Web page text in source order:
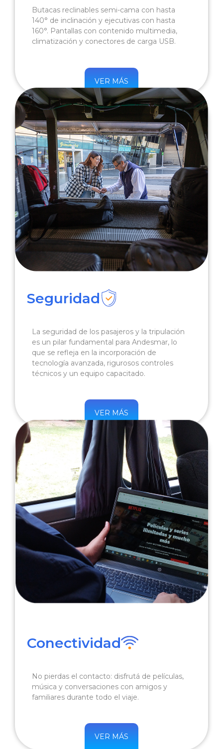
Butacas reclinables semi-cama con hasta
140° de inclinación y ejecutivas con hasta
160°. Pantallas con contenido multimedia,
climatización y conectores de carga USB.
VER MÁS
Seguridad
La seguridad de los pasajeros y la tripulación
es un pilar fundamental para Andesmar, lo
que se refleja en la incorporación de
tecnología avanzada, rigurosos controles
técnicos y un equipo capacitado.
VER MÁS
Conectividad
No pierdas el contacto: disfrutá de películas,
música y conversaciones con amigos y
familiares durante todo el viaje.
VER MÁS